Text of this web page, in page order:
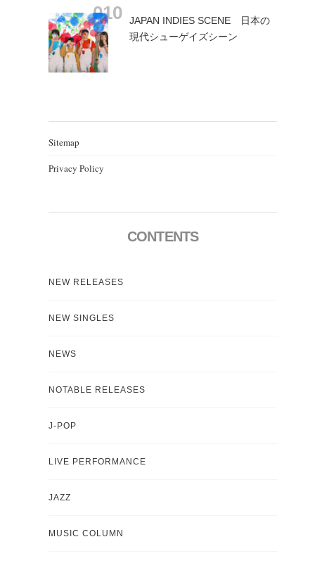
JAPAN INDIES SCENE 日本の
現代シューゲイズシーン
Sitemap
Privacy Policy
CONTENTS
NEW RELEASES
NEW SINGLES
NEWS
NOTABLE RELEASES
J-POP
LIVE PERFORMANCE
JAZZ
MUSIC COLUMN